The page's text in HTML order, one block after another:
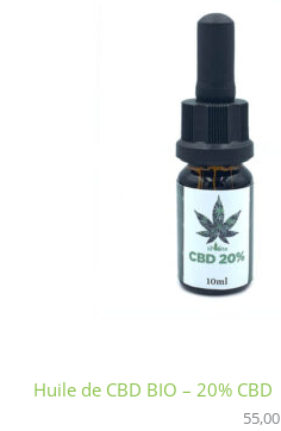
notation
Huile de CBD BIO – 20% CBD
55,00